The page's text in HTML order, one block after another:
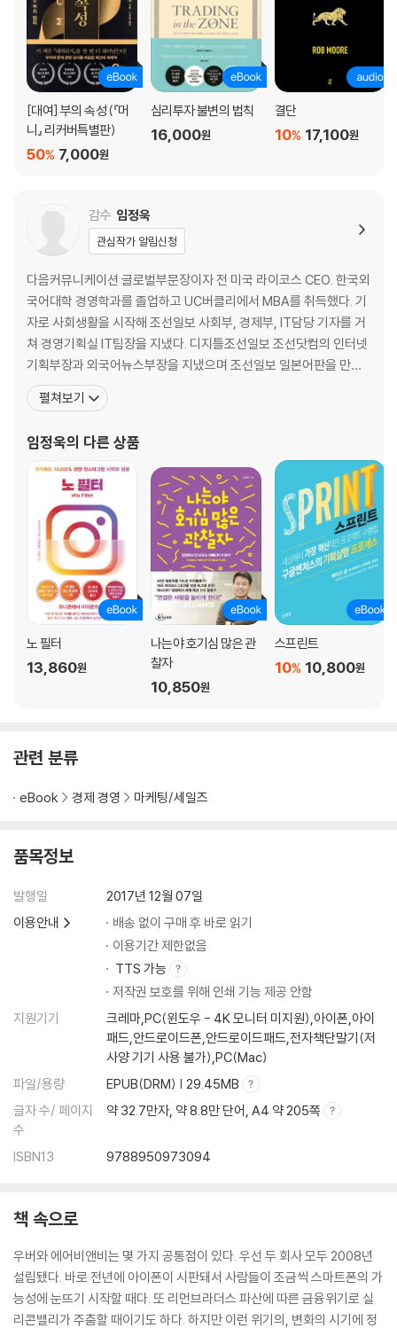
로 오른 에어비앤비. 하지만 초창기 모델, 다시 말해 2009년의 ‘에어베드
앤드브렉퍼스트닷컴Airbedandbreakfast.com’은 ‘0달러’부터 시작한
그야말로 신생이었다.
산업디자인을 전공한 브라이언 체스키Brian Chesky와 조 게비아Joe G
ebbia는 일자리를 구하지 못해 파산상태나 다름없었는데, 2007년 9월 2
2일, 샌프란시스코 세계디자인총회 때문에 호텔의 숙박 예약이 넘치고 숙
박료가 확 오르자 게비아가 체스키에게 자신들의 집에 남는 소파와 아침
식사를 도시를 방문하는 사람들에게 제공해 수입을 올리자는 이메일을 보
서, 자신들의 황당한 생각이 실은 훨씬 더 큰 사업 밑천이 될 수 있다는 사
실을 깨달았다. 이후 그들의 첫 번째 멘토가 되어준 창업자 마이클 세이벨
체스키와 게비아는 가진 돈을 탕진해 빚만 늘어나고 있었다.
그렇게 아무런 진척 없이 시간만 흐르던 중, 마침 대통령 선거 시즌이던 때
라 조식용 시리얼을 만들어 손님들에게 대접하는 아이디어를 살려보기 시
작했다. 그렇게 해서 나온 것이 ‘오바마 오Obama O’ 시리얼이다. 포장상
자 뒷면에는 에어베드앤드브렉퍼스트에 대한 정보와 함께 재미있는 게임
들을 실어 광고했고, 심지어 CM송도 만들어 유튜브에 올렸다. 이때도 역
시 다른 창업자들은 시큰둥한 반응을 보였고, 멘토였던 세이벨은 화까지
낼 정도였다.
그런데 놀랍게도, 이 말도 안 되는 전략은 결국 성공한다. 둘은 대선 관련
뉴스가 정점에 이르던 때 가능한 모든 언론사에 시리얼 상자를 보냈고, 화
제성 기삿거리가 될 거라고 느낀 기자들이 연락을 해온 것이다. 어쨌거나
언론에 소개되면서 시리얼 주문이 마구 쏟아졌고, 3일 만에 ‘오바마 오’는
완판되면서 체스키와 게비아는 빚을 청산할 수 있었다.
그렇다고 회사가 즉각적인 성공이나 상당한 부를 얻은 것은 아니었다. 실
제로 그들은 여전히 겨우 적자나 면할 정도의 상태였기 때문에 남은 시리
얼 잔여분을 팔면서 근근이 버텼다. 하지만 이 이야기는 체스키와 게비아
의 엄청난 근성을 보여줬을 뿐 아니라 결국 오랫동안 기다려온 성공으로
이끌 창조적 사고 능력을 입증해주었다.
그 후로도 게비아와 체스키는 직접 발로 뛰어 사업을 점검했다. 주말을 이
용해 뉴욕에 가서 집주인들과 회의를 하고 좀 더 좋은 사진을 찍어 숙박을
효율적 일로 간주됐다. 하지만 이런 행보를 통해 체스키와 게비아는 초기
에어비앤비라는 사이트 경험할 때 더욱 매력적인 요소로 작용한다는 사실
업스타트의 필수조건은 ‘피, 땀 그리고 라면?’
“예상할 수 있는 어떤 일도 감당할 수 있을 것이라 예상한다.” _ 트래비스
캘러닉이 우버의 CTO 투언 팜Thuan Pham에게 보낸 글 중
지금은 우버를 떠난 전 CEO 트래비스 캘러닉Travis Kalanick은 우버 이
전에 ‘레드 스우시Red Swoosh’라는 P2P 동영상 파일공유 업체를 운영
했는데, 이때 그는 산전수전을 다 겪고 결국 회사를 매각해야 했다. 이후 캘
저자는 책의 상당 부분에 걸쳐 규제당국과의 길고도 험난한 싸움을 자세히
분쟁 때였다. 법적으로 보면 길거리에서 승객을 태우는 것은 택시만이어야
했고, 택시는 반드시 정부에 의해 검증과 인증을 받은 미터기를 사용해야
했다. 리무진과 타운카는 대개 승객이 기사나 중앙배차소에 전화를 거는
[대여] 부의 속성 (『머
니』 리커버특별판)
7,000원
50%
심리투자 불변의 법칙
16,000원
결단
17,100원
10%
감수 임정욱
관심작가 알림신청
다음커뮤니케이션 글로벌부문장이자 전 미국 라이코스 CEO. 한국외
국어대학 경영학과를 졸업하고 UC버클리에서 MBA를 취득했다. 기
자로 사회생활을 시작해 조선일보 사회부, 경제부, IT담당 기자를 거
쳐 경영기획실 IT팀장을 지냈다. 디지틀조선일보 조선닷컴의 인터넷
기획부장과 외국어뉴스부장을 지냈으며 조선일보 일본어판을 만드
는 조선일보JNS를 설립, 대표를 역임했다. 이후 다음커뮤니케이션
으로 옮겨 서비스혁신본부장, 대외협력본부장, Daum Knowledge
2월까지 미국 라이코스를 이끌었다. 인터넷의 여명기인
펼쳐보기
임정욱의 다른 상품
노 필터
13,860원
나는야 호기심 많은 관
찰자
10,850원
스프린트
10,800원
10%
관련 분류
eBook 경제 경영 마케팅/세일즈
품목정보
발행일
2017년 12월 07일
이용안내
배송 없이 구매 후 바로 읽기
이용기간 제한없음
TTS 가능
저작권 보호를 위해 인쇄 기능 제공 안함
지원기기
크레마,PC(윈도우 - 4K 모니터 미지원),아이폰,아이
패드,안드로이드폰,안드로이드패드,전자책단말기(저
사양 기기 사용 불가),PC(Mac)
파일/용량
EPUB(DRM) | 29.45MB
글자 수/ 페이지
수
약 32.7만자, 약 8.8만 단어, A4 약 205쪽
ISBN13 9788950973094
책 속으로
우버와 에어비앤비는 몇 가지 공통점이 있다. 우선 두 회사 모두 2008년
설립됐다. 바로 전년에 아이폰이 시판돼서 사람들이 조금씩 스마트폰의 가
능성에 눈뜨기 시작할 때다. 또 리먼브라더스 파산에 따른 금융위기로 실
리콘밸리가 주춤할 때이기도 하다. 하지만 이런 위기의, 변화의 시기에 정